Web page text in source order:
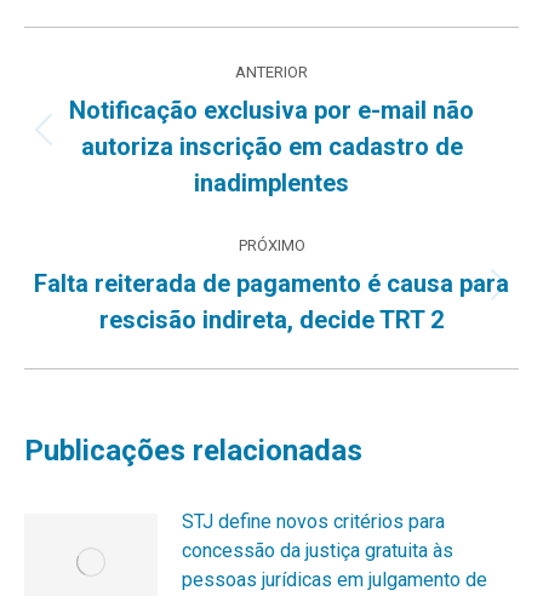
de
post:
ANTERIOR
Post
anterior:
Notificação exclusiva por e-mail não
autoriza inscrição em cadastro de
inadimplentes
PRÓXIMO
Próximo
post:
Falta reiterada de pagamento é causa para
rescisão indireta, decide TRT 2
Publicações relacionadas
STJ define novos critérios para
concessão da justiça gratuita às
pessoas jurídicas em julgamento de